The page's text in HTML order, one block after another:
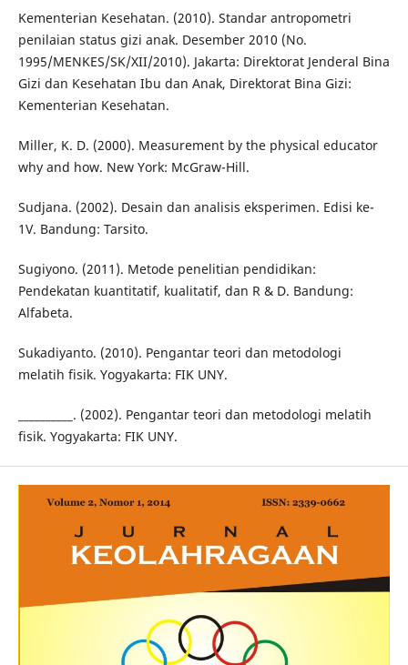
Kementerian Kesehatan. (2010). Standar antropometri
penilaian status gizi anak. Desember 2010 (No.
1995/MENKES/SK/XII/2010). Jakarta: Direktorat Jenderal Bina
Gizi dan Kesehatan Ibu dan Anak, Direktorat Bina Gizi:
Kementerian Kesehatan.
Miller, K. D. (2000). Measurement by the physical educator
why and how. New York: McGraw-Hill.
Sudjana. (2002). Desain dan analisis eksperimen. Edisi ke-
1V. Bandung: Tarsito.
Sugiyono. (2011). Metode penelitian pendidikan:
Pendekatan kuantitatif, kualitatif, dan R & D. Bandung:
Alfabeta.
Sukadiyanto. (2010). Pengantar teori dan metodologi
melatih fisik. Yogyakarta: FIK UNY.
__________. (2002). Pengantar teori dan metodologi melatih
fisik. Yogyakarta: FIK UNY.